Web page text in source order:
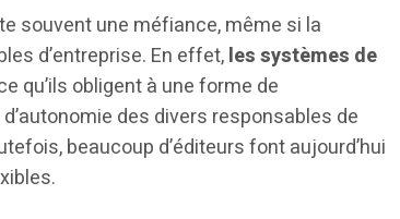
souvent une méfiance, même si la
d’entreprise. En effet,les systèmes de
qu’ils obligent à une forme de
des divers responsables de
beaucoup d’éditeurs font aujourd’hui